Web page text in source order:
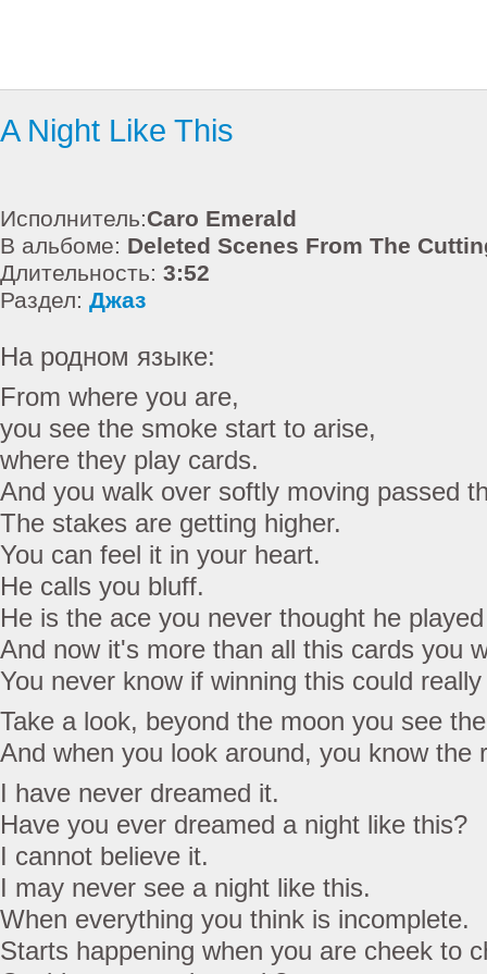
A Night Like This
Исполнитель:Caro Emerald
В альбоме: Deleted Scenes From The
Длительность: 3:52
Раздел: Джаз
На родном языке:
From where you are,
you see the smoke start to arise,
where they play cards.
And you walk over softly moving passed
The stakes are getting higher.
You can feel it in your heart.
He calls you bluff.
He is the ace you never thought he
And now it's more than all this cards you
You never know if winning this could
Take a look, beyond the moon you see
And when you look around, you know the
I have never dreamed it.
Have you ever dreamed a night like this?
I cannot believe it.
I may never see a night like this.
When everything you think is incomplete.
Starts happening when you are cheek to